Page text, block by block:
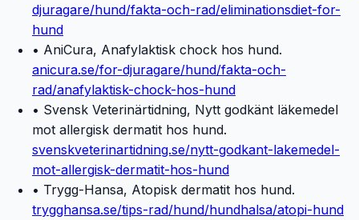
djuragare/hund/fakta-och-rad/eliminationsdiet-for-
hund
• AniCura, Anafylaktisk chock hos hund.
anicura.se/for-djuragare/hund/fakta-och-
rad/anafylaktisk-chock-hos-hund
• Svensk Veterinärtidning, Nytt godkänt läkemedel
mot allergisk dermatit hos hund.
svenskveterinartidning.se/nytt-godkant-lakemedel-
mot-allergisk-dermatit-hos-hund
• Trygg-Hansa, Atopisk dermatit hos hund.
trygghansa.se/tips-rad/hund/hundhalsa/atopi-hund